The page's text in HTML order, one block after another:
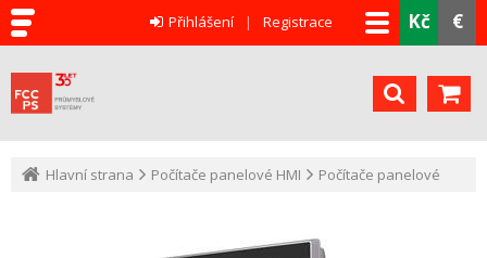
Kč €
Přihlášení Registrace
Hlavní strana Počítače panelové HMI Počítače panelové